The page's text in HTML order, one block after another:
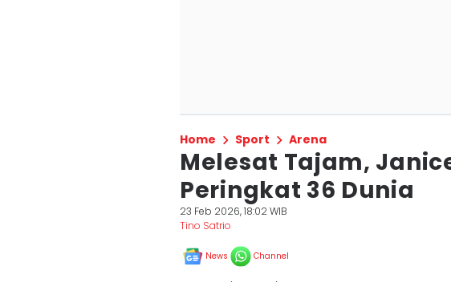
Home Sport Arena
Melesat Tajam,
Peringkat 36 Dunia
23 Feb 2026, 18:02 WIB
Tino Satrio
News Channel